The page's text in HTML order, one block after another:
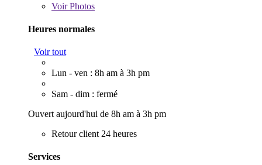
VoirPhotos
Heures normales
Voir tout
Lun - ven : 8h am à 3h pm
Sam - dim : fermé
Ouvert aujourd'hui de 8h am à 3h pm
Retour client 24 heures
Services